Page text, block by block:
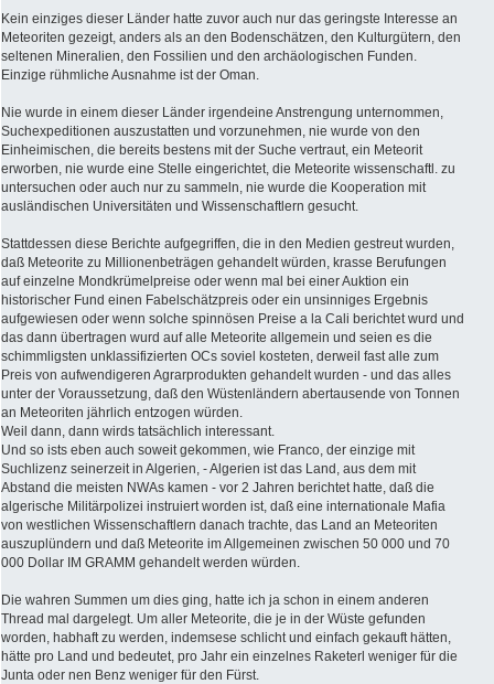
Kein einziges dieser Länder hatte zuvor auch nur das geringste Interesse an
Meteoriten gezeigt, anders als an den Bodenschätzen, den Kulturgütern, den
seltenen Mineralien, den Fossilien und den archäologischen Funden.
Einzige rühmliche Ausnahme ist der Oman.
Nie wurde in einem dieser Länder irgendeine Anstrengung unternommen,
Suchexpeditionen auszustatten und vorzunehmen, nie wurde von den
Einheimischen, die bereits bestens mit der Suche vertraut, ein Meteorit
erworben, nie wurde eine Stelle eingerichtet, die Meteorite wissenschaftl. zu
untersuchen oder auch nur zu sammeln, nie wurde die Kooperation mit
ausländischen Universitäten und Wissenschaftlern gesucht.
Stattdessen diese Berichte aufgegriffen, die in den Medien gestreut wurden,
daß Meteorite zu Millionenbeträgen gehandelt würden, krasse Berufungen
auf einzelne Mondkrümelpreise oder wenn mal bei einer Auktion ein
historischer Fund einen Fabelschätzpreis oder ein unsinniges Ergebnis
aufgewiesen oder wenn solche spinnösen Preise a la Cali berichtet wurd und
das dann übertragen wurd auf alle Meteorite allgemein und seien es die
schimmligsten unklassifizierten OCs soviel kosteten, derweil fast alle zum
Preis von aufwendigeren Agrarprodukten gehandelt wurden - und das alles
unter der Voraussetzung, daß den Wüstenländern abertausende von Tonnen
an Meteoriten jährlich entzogen würden.
Weil dann, dann wirds tatsächlich interessant.
Und so ists eben auch soweit gekommen, wie Franco, der einzige mit
Suchlizenz seinerzeit in Algerien, - Algerien ist das Land, aus dem mit
Abstand die meisten NWAs kamen - vor 2 Jahren berichtet hatte, daß die
algerische Militärpolizei instruiert worden ist, daß eine internationale Mafia
von westlichen Wissenschaftlern danach trachte, das Land an Meteoriten
auszuplündern und daß Meteorite im Allgemeinen zwischen 50 000 und 70
000 Dollar IM GRAMM gehandelt werden würden.
Die wahren Summen um dies ging, hatte ich ja schon in einem anderen
Thread mal dargelegt. Um aller Meteorite, die je in der Wüste gefunden
worden, habhaft zu werden, indemsese schlicht und einfach gekauft hätten,
hätte pro Land und bedeutet, pro Jahr ein einzelnes Raketerl weniger für die
Junta oder nen Benz weniger für den Fürst.